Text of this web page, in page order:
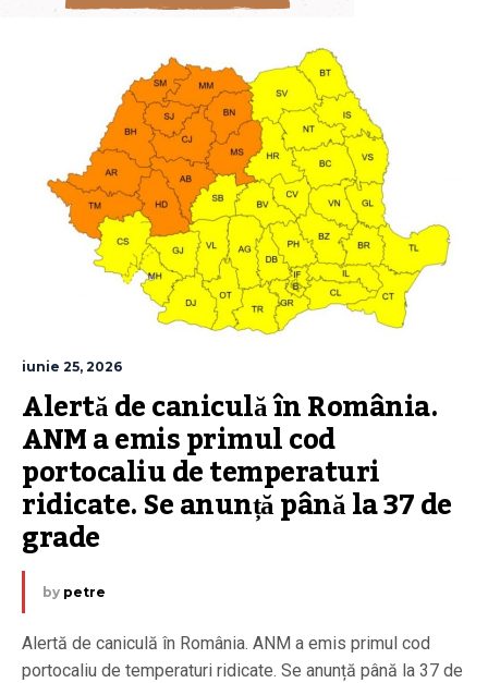
iunie 25, 2026
Alertă de caniculă în România.
ANM a emis primul cod
portocaliu de temperaturi
ridicate. Se anunță până la 37 de
grade
by petre
Alertă de caniculă în România. ANM a emis primul cod
portocaliu de temperaturi ridicate. Se anunță până la 37 de